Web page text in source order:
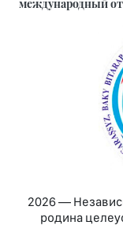
2026 —
родина